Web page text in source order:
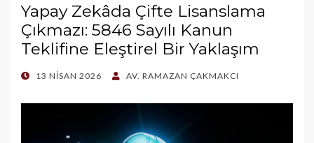
Yapay Zekâda Çifte Lisanslama
Çıkmazı: 5846 Sayılı Kanun
Teklifine Eleştirel Bir Yaklaşım
POSTED13 NISAN 2026 AV. RAMAZAN ÇAKMAKCI